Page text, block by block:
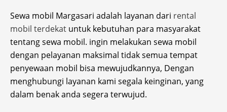
Sewa mobil Margasari adalah layanan dari rental
mobil terdekat untuk kebutuhan para masyarakat
tentang sewa mobil. ingin melakukan sewa mobil
dengan pelayanan maksimal tidak semua tempat
penyewaan mobil bisa mewujudkannya, Dengan
menghubungi layanan kami segala keinginan, yang
dalam benak anda segera terwujud.